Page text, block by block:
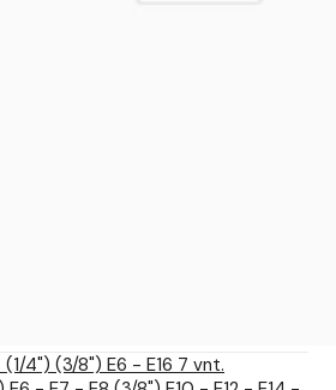
(1/4") (3/8") E6 - E16 7 vnt.